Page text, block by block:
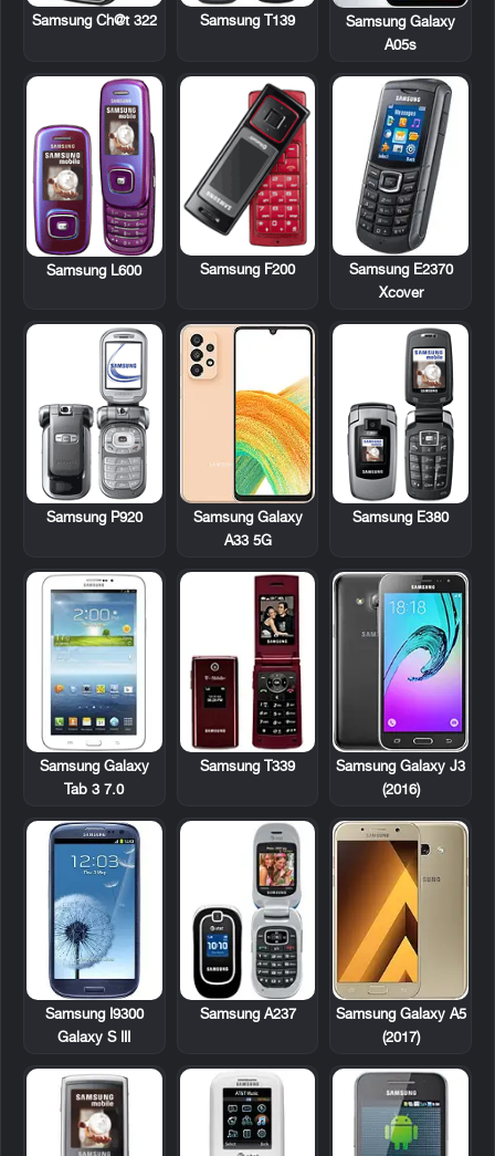
Samsung Galaxy
A05s
Samsung T139
Samsung Ch@t 322
Samsung E2370
Xcover
Samsung F200
Samsung L600
Samsung E380
Samsung Galaxy
A33 5G
Samsung P920
Samsung Galaxy J3
(2016)
Samsung T339
Samsung Galaxy
Tab 3 7.0
Samsung Galaxy A5
(2017)
Samsung A237
Samsung I9300
Galaxy S III